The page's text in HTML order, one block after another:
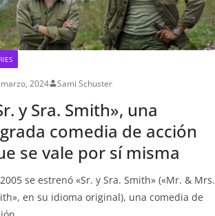
2024 Sami Schuster
y Sra. Smith», una
comedia de acción
se vale por sí misma
se estrenó «Sr. y Sra. Smith» («Mr. & Mrs.
en su idioma original), una comedia de